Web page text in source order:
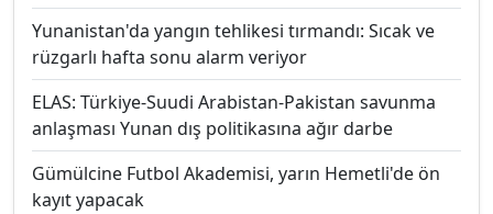
Yunanistan'da yangın tehlikesi tırmandı: Sıcak ve
rüzgarlı hafta sonu alarm veriyor
ELAS: Türkiye-Suudi Arabistan-Pakistan savunma
anlaşması Yunan dış politikasına ağır darbe
Gümülcine Futbol Akademisi, yarın Hemetli'de ön
kayıt yapacak